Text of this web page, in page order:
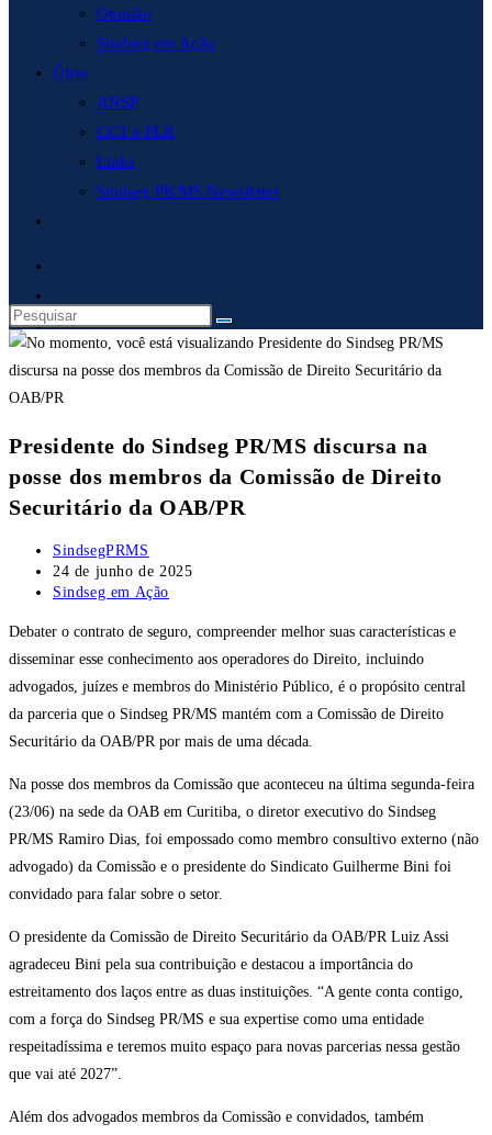
Opinião
Sindseg em Ação
Úteis
ANSP
CCT e PLR
Links
Sindseg PR/MS Newsletter
site
Presidente do Sindseg PR/MS discursa na
posse dos membros da Comissão de Direito
Securitário da OAB/PR
Autor
do
post:
SindsegPRMS
Post
publicado:
24 de junho de 2025
Categoria
post:
Sindseg em Ação
Debater o contrato de seguro, compreender melhor suas características e
disseminar esse conhecimento aos operadores do Direito, incluindo
advogados, juízes e membros do Ministério Público, é o propósito central
da parceria que o Sindseg PR/MS mantém com a Comissão de Direito
Securitário da OAB/PR por mais de uma década.
Na posse dos membros da Comissão que aconteceu na última segunda-feira
(23/06) na sede da OAB em Curitiba, o diretor executivo do Sindseg
PR/MS Ramiro Dias, foi empossado como membro consultivo externo (não
advogado) da Comissão e o presidente do Sindicato Guilherme Bini foi
convidado para falar sobre o setor.
O presidente da Comissão de Direito Securitário da OAB/PR Luiz Assi
agradeceu Bini pela sua contribuição e destacou a importância do
estreitamento dos laços entre as duas instituições. “A gente conta contigo,
com a força do Sindseg PR/MS e sua expertise como uma entidade
respeitadíssima e teremos muito espaço para novas parcerias nessa gestão
que vai até 2027”.
Além dos advogados membros da Comissão e convidados, também